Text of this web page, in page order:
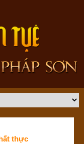
thực